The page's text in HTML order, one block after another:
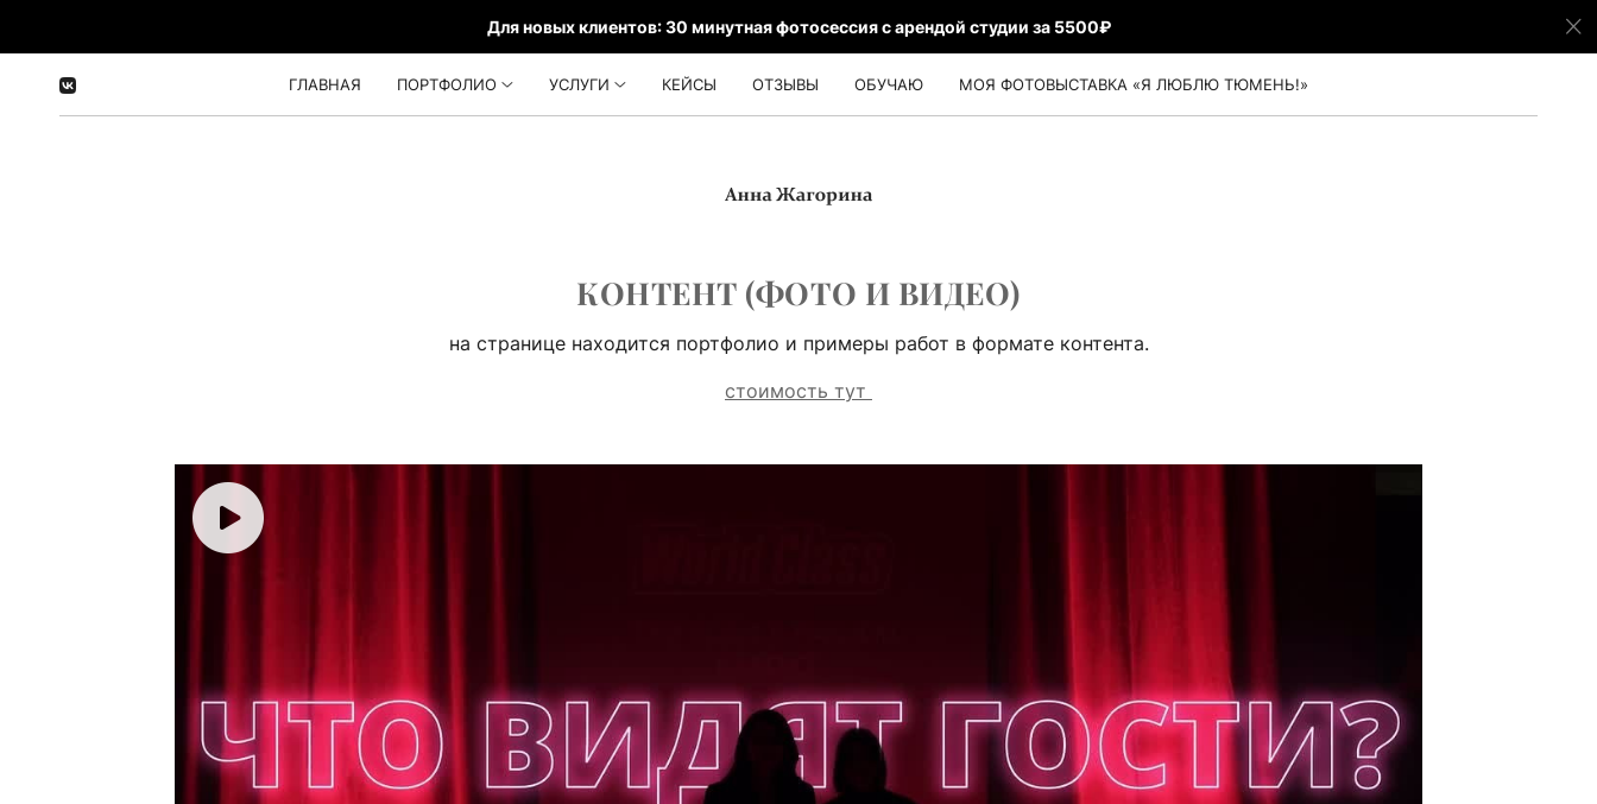
ГЛАВНАЯ ПОРТФОЛИО УСЛУГИ КЕЙСЫ ОТЗЫВЫ ОБУЧАЮ МОЯ ФОТОВЫСТАВКА «Я ЛЮБЛЮ ТЮМЕНЬ!»
КОНТЕНТ (ФОТО И ВИДЕО)
на странице находится портфолио и примеры работ в формате контента.
стоимость тут
Для новых клиентов: 30 минутная фотосессия с арендой студии за 5500₽